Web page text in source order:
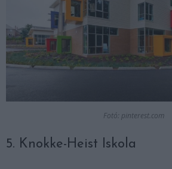
Fotó: pinterest.com
5. Knokke-Heist Iskola